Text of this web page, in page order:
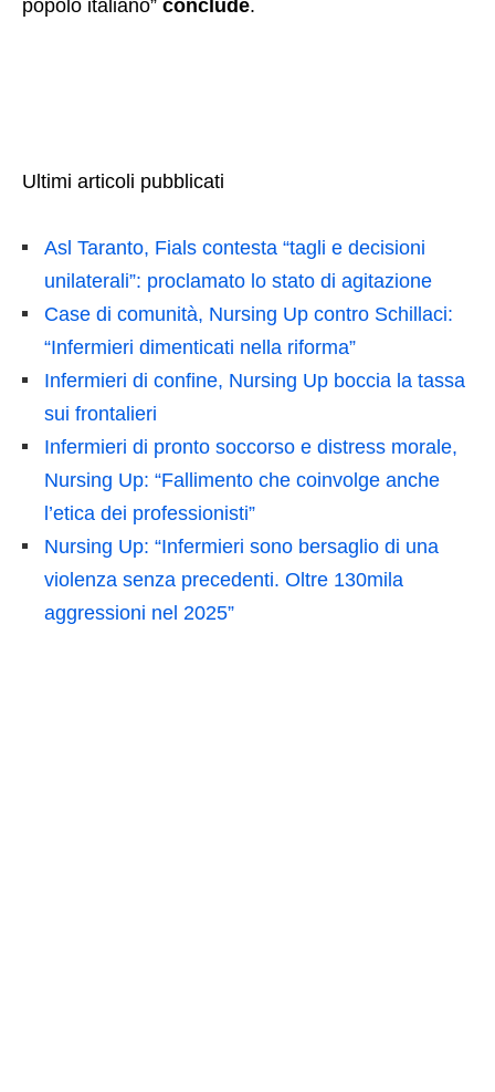
popolo italiano” conclude.
Ultimi articoli pubblicati
Asl Taranto, Fials contesta “tagli e decisioni
unilaterali”: proclamato lo stato di agitazione
Case di comunità, Nursing Up contro Schillaci:
“Infermieri dimenticati nella riforma”
Infermieri di confine, Nursing Up boccia la tassa
sui frontalieri
Infermieri di pronto soccorso e distress morale,
Nursing Up: “Fallimento che coinvolge anche
l’etica dei professionisti”
Nursing Up: “Infermieri sono bersaglio di una
violenza senza precedenti. Oltre 130mila
aggressioni nel 2025”